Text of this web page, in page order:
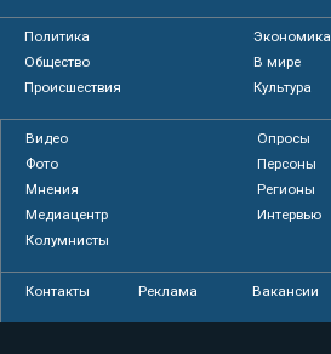
Политика
Экономика
Общество
В мире
Происшествия
Культура
Видео
Опросы
Фото
Персоны
Мнения
Регионы
Медиацентр
Интервью
Колумнисты
Контакты Реклама Вакансии